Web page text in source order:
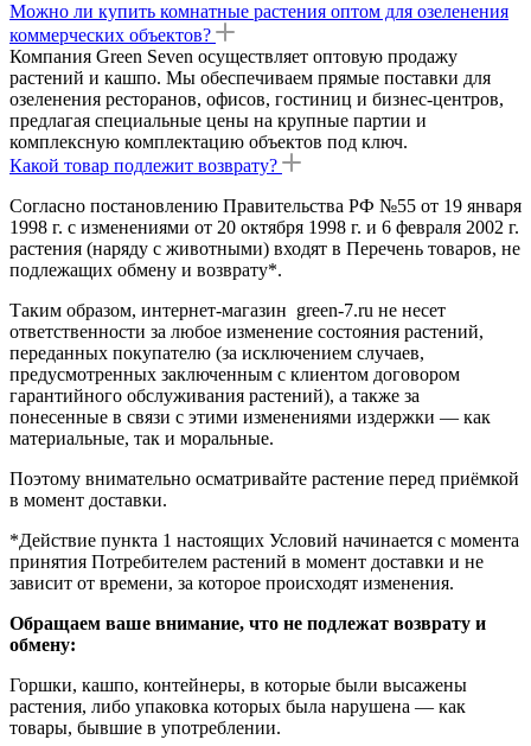
Можно ли купить комнатные растения оптом для озеленения
коммерческих объектов?
Компания Green Seven осуществляет оптовую продажу
растений и кашпо. Мы обеспечиваем прямые поставки для
озеленения ресторанов, офисов, гостиниц и бизнес-центров,
предлагая специальные цены на крупные партии и
комплексную комплектацию объектов под ключ.
Какой товар подлежит возврату?
Согласно постановлению Правительства РФ №55 от 19 января
1998 г. с изменениями от 20 октября 1998 г. и 6 февраля 2002 г.
растения (наряду с животными) входят в Перечень товаров, не
подлежащих обмену и возврату*.
Таким образом, интернет-магазин green-7.ru не несет
ответственности за любое изменение состояния растений,
переданных покупателю (за исключением случаев,
предусмотренных заключенным с клиентом договором
гарантийного обслуживания растений), а также за
понесенные в связи с этими изменениями издержки — как
материальные, так и моральные.
Поэтому внимательно осматривайте растение перед приёмкой
в момент доставки.
*Действие пункта 1 настоящих Условий начинается с момента
принятия Потребителем растений в момент доставки и не
зависит от времени, за которое происходят изменения.
Обращаем ваше внимание, что не подлежат возврату и
обмену:
Горшки, кашпо, контейнеры, в которые были высажены
растения, либо упаковка которых была нарушена — как
товары, бывшие в употреблении.